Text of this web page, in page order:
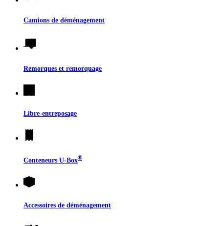
Camions de déménagement
Remorques et remorquage
Libre-entreposage
Conteneurs U-Box®
Accessoires de déménagement